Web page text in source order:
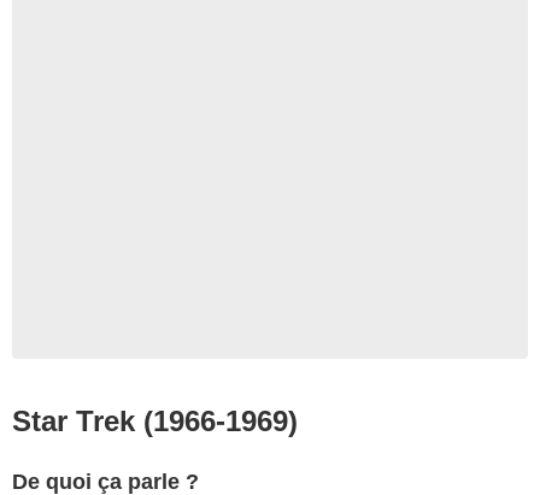
Star Trek (1966-1969)
De quoi ça parle ?